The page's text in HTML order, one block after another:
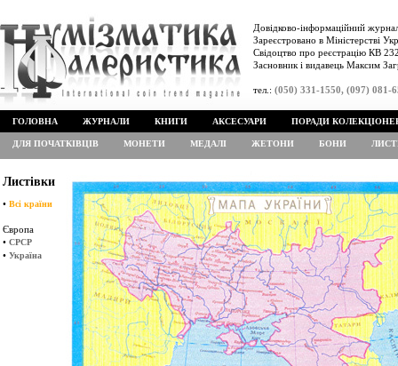
Довідково-інформаційний
Зареєстровано в Міністерстві
Свідоцтво про реєстрацію КВ
Засновник і видавець Максим
тел.: (050) 331-1550, (097) 081-
ГОЛОВНА ЖУРНАЛИ КНИГИ АКСЕСУАРИ ПОРАДИ
ДЛЯ ПОЧАТКІВЦІВ МОНЕТИ МЕДАЛІ ЖЕТОНИ БОНИ
Листівки
• Всі країни
Європа
• СРСР
• Україна